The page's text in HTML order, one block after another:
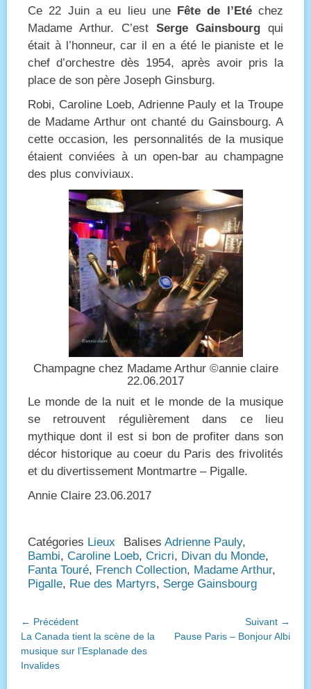
Ce 22 Juin a eu lieu une Fête de l’Etéchez
Madame Arthur. C’est Serge Gainsbourg qui
était à l’honneur, car il en a été le pianiste et le
chef d’orchestre dès 1954, après avoir pris la
place de son père Joseph Ginsburg.
Robi, Caroline Loeb, Adrienne Pauly et la Troupe
de Madame Arthur ont chanté du Gainsbourg. A
cette occasion, les personnalités de la musique
étaient conviées à un open-bar au champagne
des plus conviviaux.
Champagne chez Madame Arthur ©annie claire
22.06.2017
Le monde de la nuit et le monde de la musique
se retrouvent régulièrement dans ce lieu
mythique dont il est si bon de profiter dans son
décor historique au coeur du Paris des frivolités
et du divertissement Montmartre – Pigalle.
Annie Claire 23.06.2017
Catégories Lieux Balises Adrienne Pauly,
Bambi, Caroline Loeb, Cricri, Divan du Monde,
Fanta Touré, French Collection, Madame Arthur,
Pigalle, Rue des Martyrs, Serge Gainsbourg
Navigation
de
l’article
← Précédent
Article
précédent :
La Canada tient la scène de la
musique sur l’Esplanade des
Invalides
Suivant →
ArticlePause Paris – Bonjour Albi